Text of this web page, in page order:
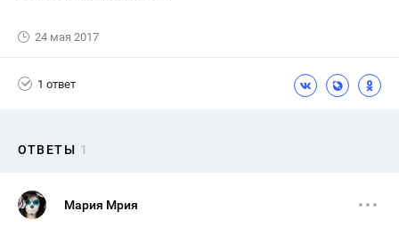
24 мая 2017
1 ответ
ОТВЕТЫ 1
Мария Мрия